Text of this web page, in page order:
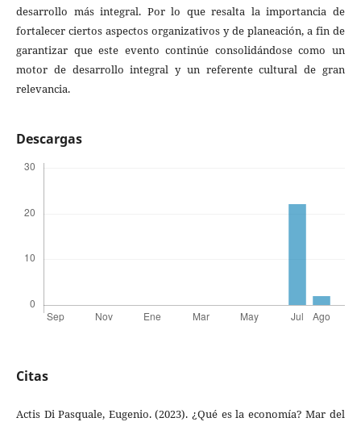
desarrollo más integral. Por lo que resalta la importancia de
fortalecer ciertos aspectos organizativos y de planeación, a fin de
garantizar que este evento continúe consolidándose como un
motor de desarrollo integral y un referente cultural de gran
relevancia.
Descargas
Citas
Actis Di Pasquale, Eugenio. (2023). ¿Qué es la economía? Mar del